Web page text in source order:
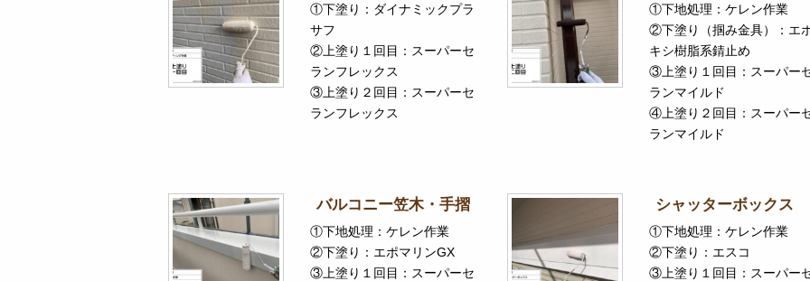
①下塗り：ダイナミックプラ
サフ
②上塗り１回目：スーパーセ
ランフレックス
③上塗り２回目：スーパーセ
ランフレックス
①下地処理：ケレン作業
②下塗り（掴み金具）：エ
キシ樹脂系錆止め
③上塗り１回目：スーパー
ランマイルド
④上塗り２回目：スーパー
ランマイルド
バルコニー笠木・手摺
①下地処理：ケレン作業
②下塗り：エポマリンGX
③上塗り１回目：スーパーセ
シャッターボックス
①下地処理：ケレン作業
②下塗り：エスコ
③上塗り１回目：スーパー